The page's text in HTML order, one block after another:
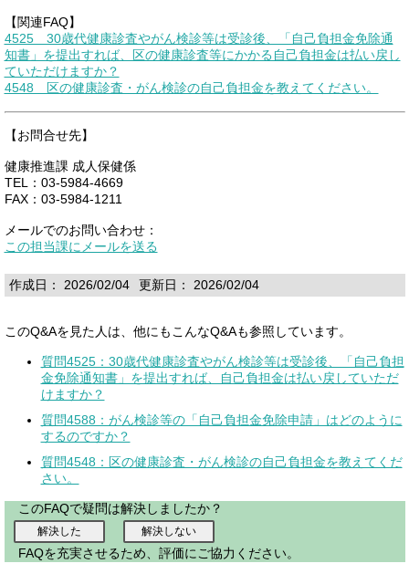
【関連FAQ】
4525 30歳代健康診査やがん検診等は受診後、「自己負担金免除通
知書」を提出すれば、区の健康診査等にかかる自己負担金は払い戻し
ていただけますか？
4548 区の健康診査・がん検診の自己負担金を教えてください。
【お問合せ先】
健康推進課 成人保健係
TEL：03-5984-4669
FAX：03-5984-1211
メールでのお問い合わせ：
この担当課にメールを送る
作成日： 2026/02/04 更新日： 2026/02/04
このQ&Aを見た人は、他にもこんなQ&Aも参照しています。
質問4525：30歳代健康診査やがん検診等は受診後、「自己負担
金免除通知書」を提出すれば、自己負担金は払い戻していただ
けますか？
質問4588：がん検診等の「自己負担金免除申請」はどのように
するのですか？
質問4548：区の健康診査・がん検診の自己負担金を教えてくだ
さい。
このFAQで疑問は解決しましたか？
FAQを充実させるため、評価にご協力ください。